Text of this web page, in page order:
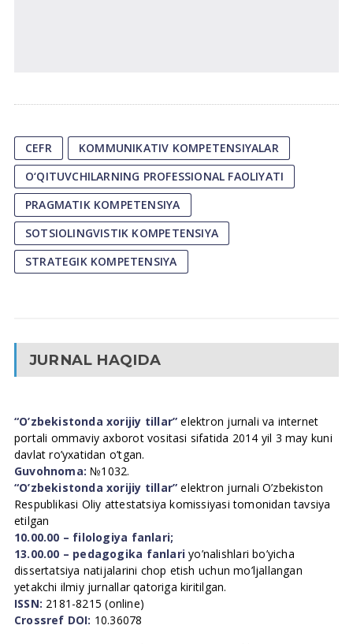
CEFR
KOMMUNIKATIV KOMPETENSIYALAR
O‘QITUVCHILARNING PROFESSIONAL FAOLIYATI
PRAGMATIK KOMPETENSIYA
SOTSIOLINGVISTIK KOMPETENSIYA
STRATEGIK KOMPETENSIYA
JURNAL HAQIDA
“O’zbekistonda xorijiy tillar” elektron jurnali va internet
portali ommaviy axborot vositasi sifatida 2014 yil 3 may kuni
davlat ro’yxatidan o’tgan.
Guvohnoma: №1032.
“O’zbekistonda xorijiy tillar” elektron jurnali O’zbekiston
Respublikasi Oliy attestatsiya komissiyasi tomonidan tavsiya
etilgan
10.00.00 – filologiya fanlari;
13.00.00 – pedagogika fanlari yo’nalishlari bo’yicha
dissertatsiya natijalarini chop etish uchun mo’ljallangan
yetakchi ilmiy jurnallar qatoriga kiritilgan.
ISSN: 2181-8215 (online)
Crossref DOI: 10.36078